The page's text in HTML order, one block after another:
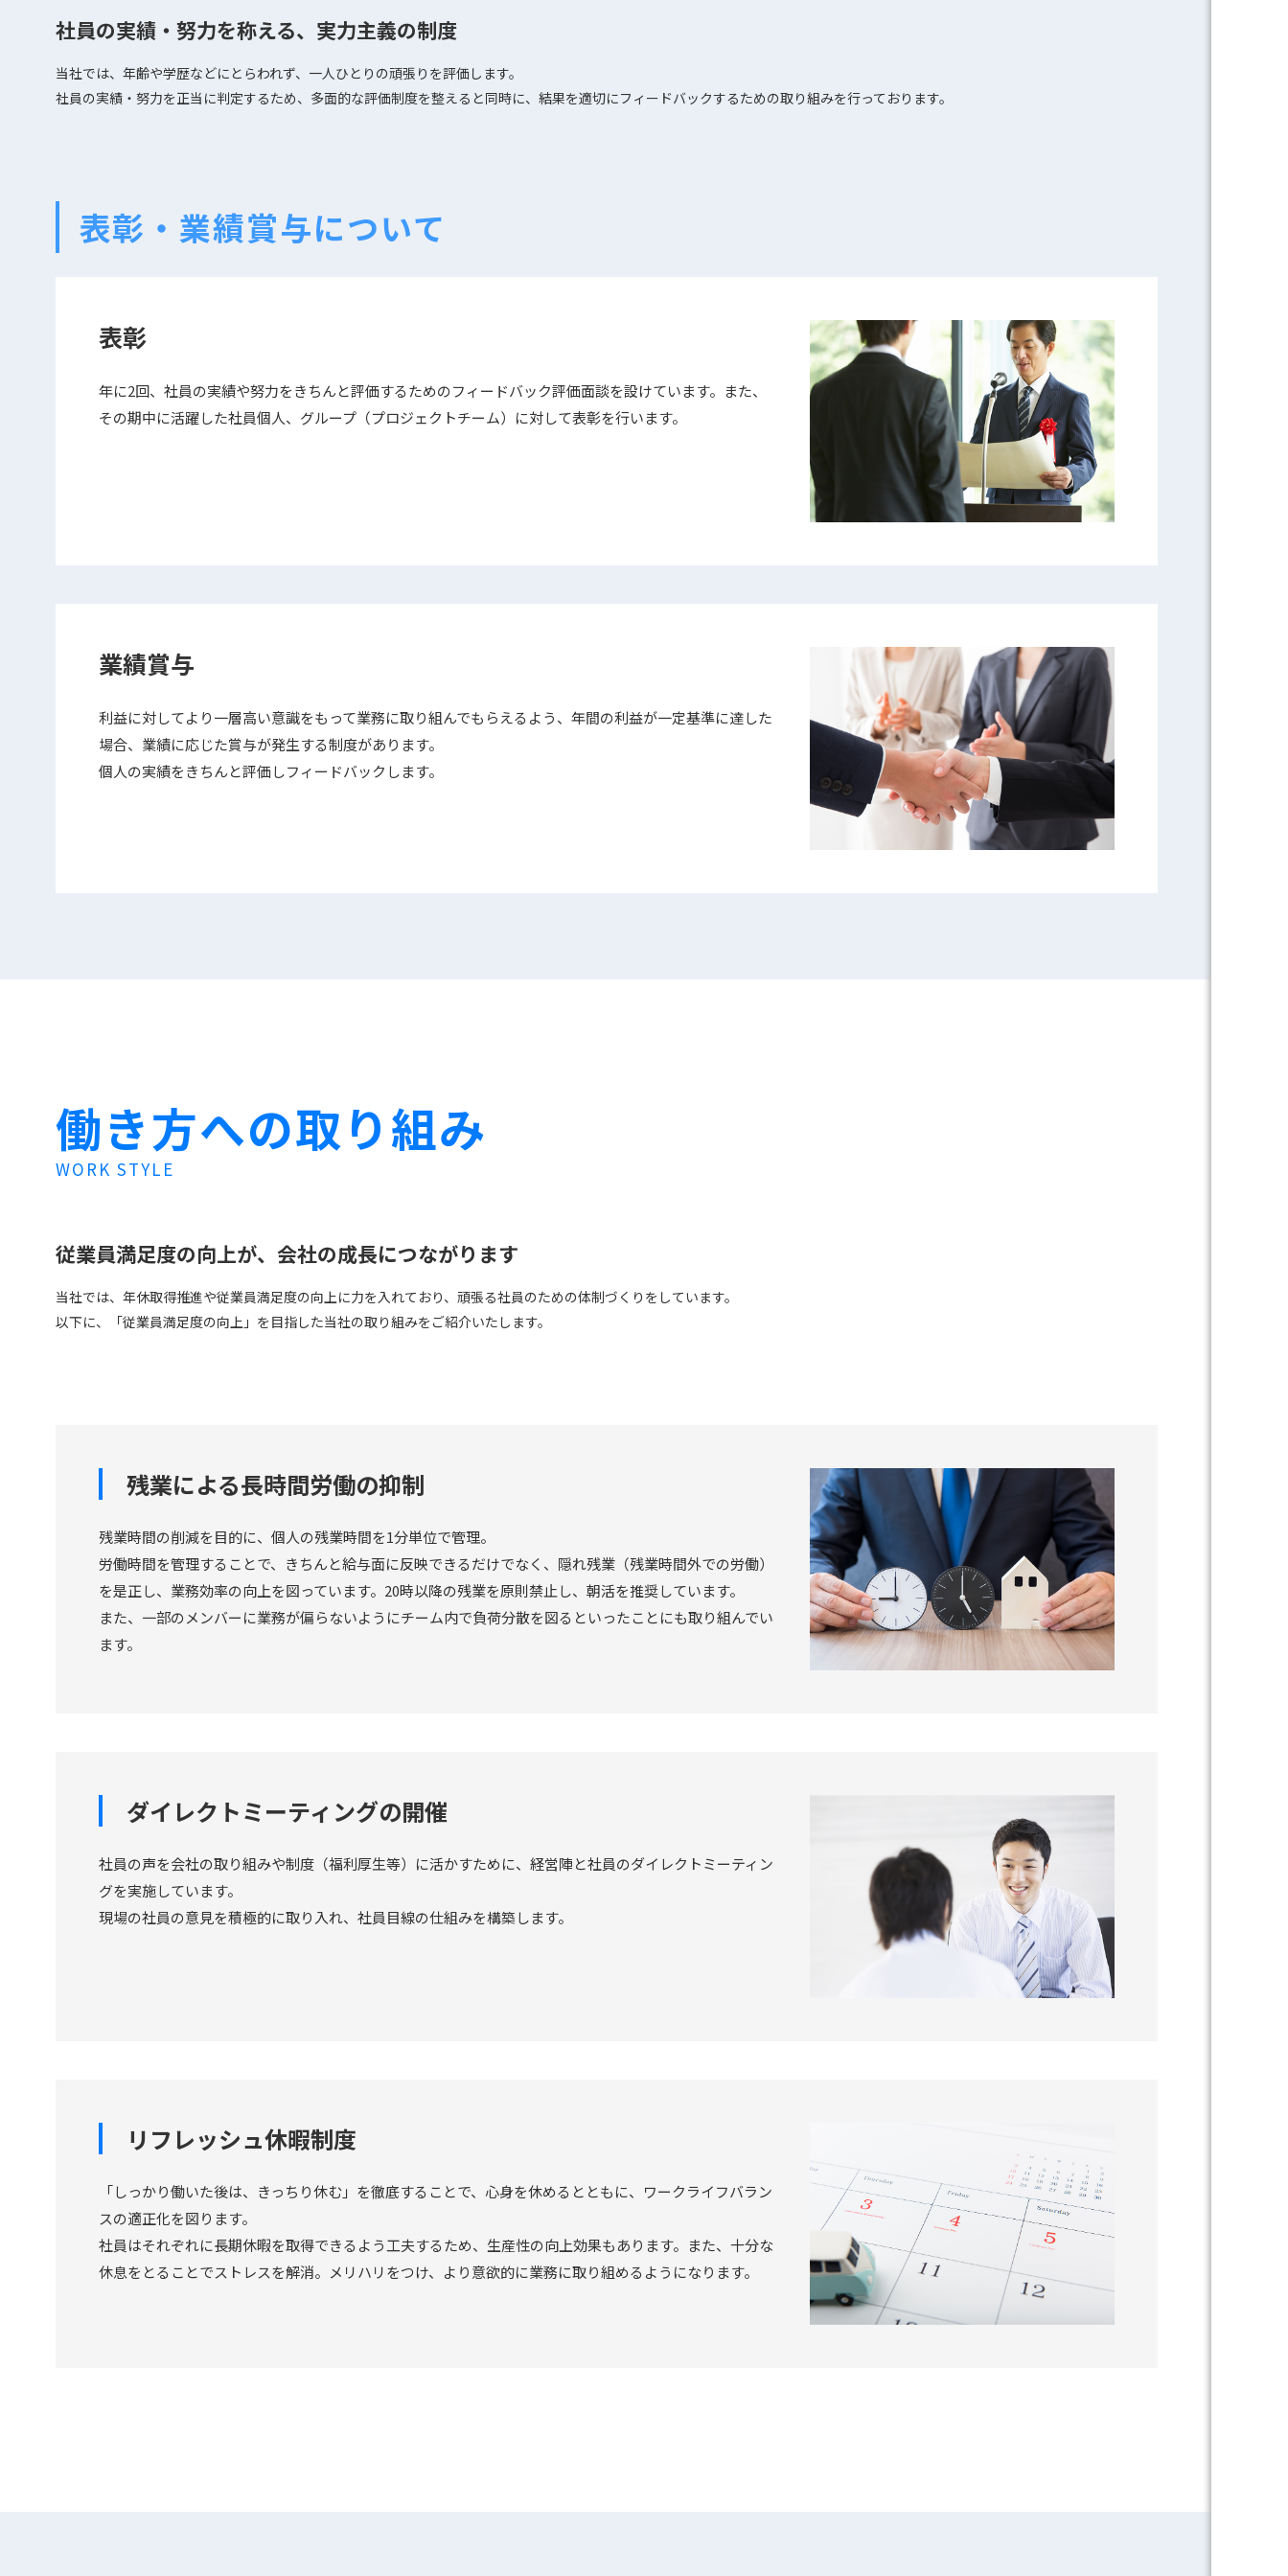
社員の実績・努⼒を称える、実⼒主義の制度
当社では、年齢や学歴などにとらわれず、⼀⼈ひとりの頑張りを評価します。
社員の実績・努⼒を正当に判定するため、多⾯的な評価制度を整えると同時に、結果を適切にフィードバックするための取り組みを⾏っております。
表彰・業績賞与について
表彰
年に2回、社員の実績や努⼒をきちんと評価するためのフィードバック評価面談を設けています。また、
その期中に活躍した社員個人、グループ（プロジェクトチーム）に対して表彰を行います。
業績賞与
利益に対してより一層高い意識をもって業務に取り組んでもらえるよう、年間の利益が一定基準に達した
場合、業績に応じた賞与が発生する制度があります。
個⼈の実績をきちんと評価しフィードバックします。
働き⽅への取り組み
WORK STYLE
従業員満⾜度の向上が、会社の成⻑につながります
当社では、年休取得推進や従業員満⾜度の向上に⼒を⼊れており、頑張る社員のための体制づくりをしています。
以下に、「従業員満⾜度の向上」を⽬指した当社の取り組みをご紹介いたします。
残業による長時間労働の抑制
残業時間の削減を⽬的に、個⼈の残業時間を1分単位で管理。
労働時間を管理することで、きちんと給与⾯に反映できるだけでなく、隠れ残業（残業時間外での労働）
を是正し、業務効率の向上を図っています。20時以降の残業を原則禁止し、朝活を推奨しています。
また、⼀部のメンバーに業務が偏らないようにチーム内で負荷分散を図るといったことにも取り組んでい
ます。
ダイレクトミーティングの開催
社員の声を会社の取り組みや制度（福利厚⽣等）に活かすために、経営陣と社員のダイレクトミーティン
グを実施しています。
現場の社員の意⾒を積極的に取り入れ、社員目線の仕組みを構築します。
リフレッシュ休暇制度
「しっかり働いた後は、きっちり休む」を徹底することで、心身を休めるとともに、ワークライフバラン
スの適正化を図ります。
社員はそれぞれに長期休暇を取得できるよう工夫するため、生産性の向上効果もあります。また、十分な
休息をとることでストレスを解消。メリハリをつけ、より意欲的に業務に取り組めるようになります。